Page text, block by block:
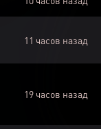
11 часов назад
19 часов назад